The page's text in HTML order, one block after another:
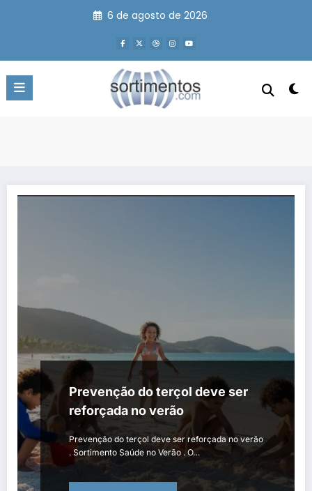
6 de agosto de 2026
Prevenção do terçol deve ser
reforçada no verão
Prevenção do terçol deve ser reforçada no verão
. Sortimento Saúde no Verão . O…